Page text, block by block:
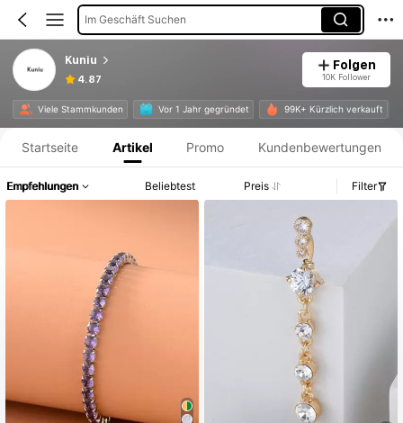
Im Geschäft Suchen
Kuniu
4.87
Folgen
10K Follower
Viele Stammkunden Vor 1 Jahr gegründet 99K+ Kürzlich verkauft
Produktinformation: Preisangabe, Verkaufs- und Lagerbestandsdetails.
Startseite Artikel Promo Kundenbewertungen
Empfehlungen Beliebtest Preis Filter